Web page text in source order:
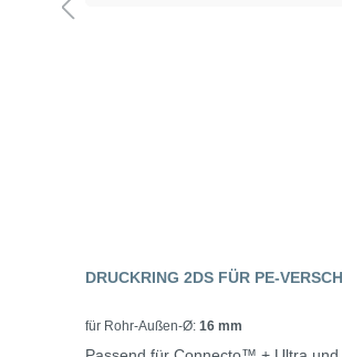
DRUCKRING 2DS FÜR PE-
für Rohr-Außen-Ø: 16 mm